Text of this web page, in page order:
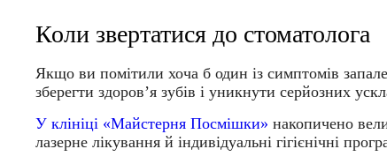
Коли звертатися до стоматолога
Якщо ви помітили хоча б один із симптомів
зберегти здоров’я зубів і уникнути серйозних
У клініці «Майстерня Посмішки» накопичено
лазерне лікування й індивідуальні гігієнічні